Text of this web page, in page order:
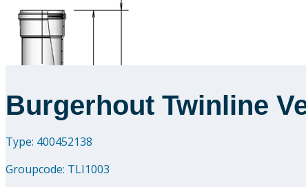
Burgerhout Twinline
Type: 400452138
Groupcode: TLI1003